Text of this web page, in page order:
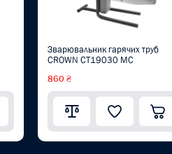
Зварювальник гарячих труб
CROWN CT19030 MC
860 ₴